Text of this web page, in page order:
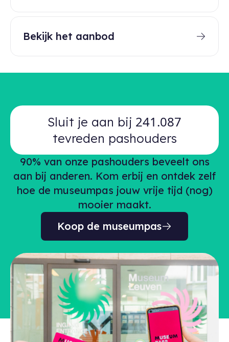
Bekijk het aanbod
Sluit je aan bij 241.087
tevreden pashouders
90% van onze pashouders beveelt ons
aan bij anderen. Kom erbij en ontdek zelf
hoe de museumpas jouw vrije tijd (nog)
mooier maakt.
Koop de museumpas